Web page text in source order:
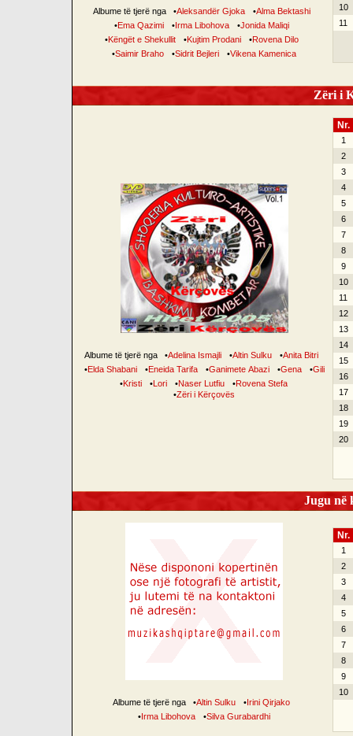
Albume të tjerë nga •Aleksandër Gjoka •Alma Bektashi
•Ema Qazimi •Irma Libohova •Jonida Maliqi
•Këngët e Shekullit •Kujtim Prodani •Rovena Dilo
•Saimir Braho •Sidrit Bejleri •Vikena Kamenica
10
11
Zëri i
Albume të tjerë nga •Adelina Ismajli •Altin Sulku •Anita Bitri
•Elda Shabani •Eneida Tarifa •Ganimete Abazi •Gena •Gili
•Kristi •Lori •Naser Lutfiu •Rovena Stefa
•Zëri i Kërçovës
Nr.
1
2
3
4
5
6
7
8
9
10
11
12
13
14
15
16
17
18
19
20
Jugu në
Albume të tjerë nga •Altin Sulku •Irini Qirjako
•Irma Libohova •Silva Gurabardhi
Nr.
1
2
3
4
5
6
7
8
9
10